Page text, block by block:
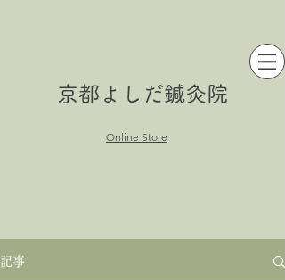
京都よしだ鍼灸院
Online Store
記事